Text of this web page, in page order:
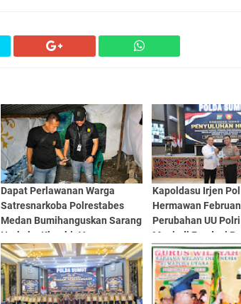
Dapat Perlawanan Warga
Satresnarkoba Polrestabes
Medan Bumihanguskan Sarang
Narkoba Klambir V
Kapoldasu Irjen
Hermawan
Perubahan UU
Menjadi Fondasi
Profesionalisme
Akuntabilitas